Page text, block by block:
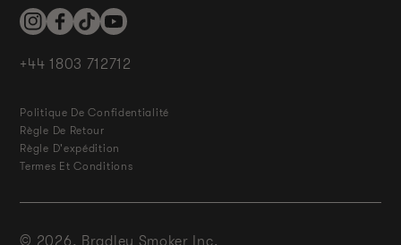
InstagramFacebookTikTokYouTube
+44 1803 712712
Politique De Confidentialité
Règle De Retour
Règle D'expédition
Termes Et Conditions
© 2026, Bradley Smoker Inc.